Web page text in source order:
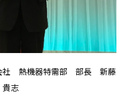
社 熱機器特需部 部長 新藤
貴志